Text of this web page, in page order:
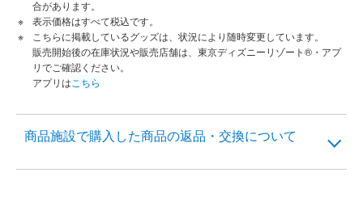
合があります。
表示価格はすべて税込です。
こちらに掲載しているグッズは、状況により随時変更しています。
販売開始後の在庫状況や販売店舗は、東京ディズニーリゾート®・アプ
リでご確認ください。
アプリは こちら
商品施設で購入した商品の返品・交換について